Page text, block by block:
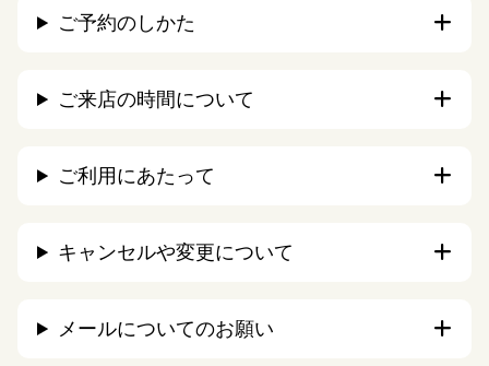
ご予約のしかた
ご来店の時間について
ご利用にあたって
キャンセルや変更について
メールについてのお願い